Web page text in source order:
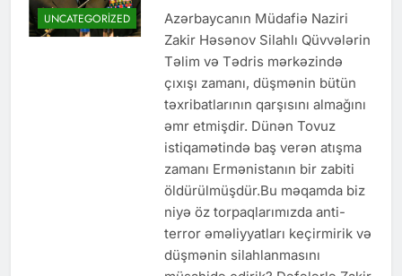
UNCATEGORIZED
Azərbaycanın Müdafiə Naziri
Zakir Həsənov Silahlı Qüvvələrin
Təlim və Tədris mərkəzində
çıxışı zamanı, düşmənin bütün
təxribatlarının qarşısını almağını
əmr etmişdir. Dünən Tovuz
istiqamətində baş verən atışma
zamanı Ermənistanın bir zabiti
öldürülmüşdür.Bu məqamda biz
niyə öz torpaqlarımızda anti-
terror əməliyyatları keçirmirik və
düşmənin silahlanmasını